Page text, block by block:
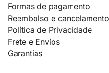
Formas de pagamento
Reembolso e cancelamento
Política de Privacidade
Frete e Envíos
Garantias